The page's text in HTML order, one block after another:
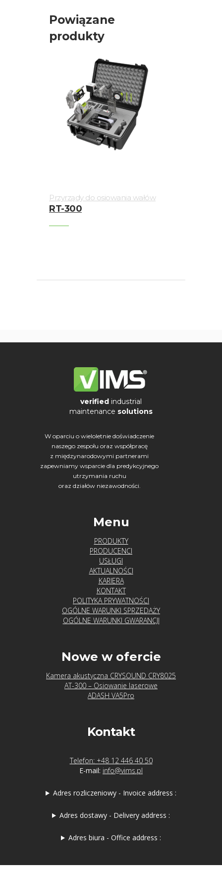
Powiązane
produkty
Przyrządy do osiowania wałów
RT-300
verified industrial
maintenance solutions
W oparciu o wieloletnie doświadczenie
naszego zespołu oraz współpracę
z międzynarodowymi partnerami
zapewniamy wsparcie dla predykcyjnego
utrzymania ruchu
oraz działów niezawodności.
Menu
PRODUKTY
PRODUCENCI
USŁUGI
AKTUALNOŚCI
KARIERA
KONTAKT
POLITYKA PRYWATNOŚCI
OGÓLNE WARUNKI SPRZEDAŻY
OGÓLNE WARUNKI GWARANCJI
Nowe w ofercie
Kamera akustyczna CRYSOUND CRY8025
AT-300 – Osiowanie laserowe
ADASH VA5Pro
Kontakt
Telefon: +48 12 446 40 50
E-mail: info@vims.pl
Adres rozliczeniowy - Invoice address :
Adres dostawy - Delivery address :
Adres biura - Office address :